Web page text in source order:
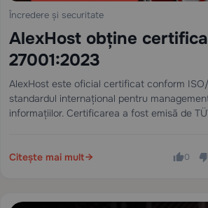
Încredere și securitate
AlexHost obține
27001:2023
AlexHost este oficial certificat conform
standardul internațional pentru
informațiilor. Certificarea a fost emisă de
Citește mai mult
0